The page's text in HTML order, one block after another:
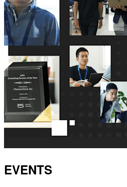
EVENTS